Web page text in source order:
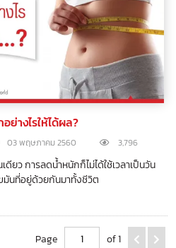
ย่างไรให้ได้ผล?
03 พฤษภาคม 2560 3,796
ดียว การลดน้ำหนักก็ไม่ได้ใช้เวลาเป็นวัน
มันที่อยู่ด้วยกันมาทั้งชีวิต
Page of 1